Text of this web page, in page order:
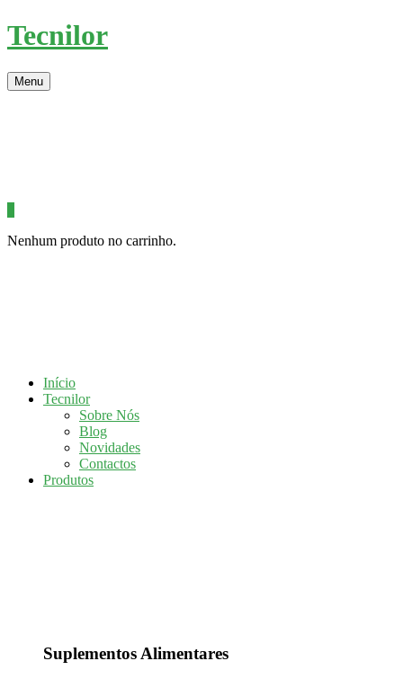
Tecnilor
Menu
Nenhum produto no carrinho.
Início
Tecnilor
Sobre Nós
Blog
Novidades
Contactos
Produtos
Suplementos Alimentares